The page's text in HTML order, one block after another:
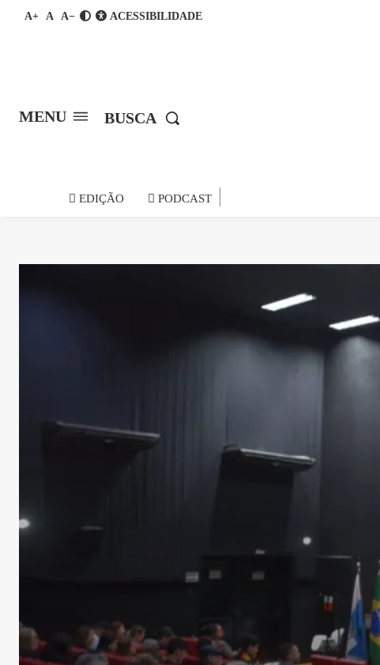
A+ A A− ACESSIBILIDADE
MENU BUSCA
EDIÇÃO PODCAST